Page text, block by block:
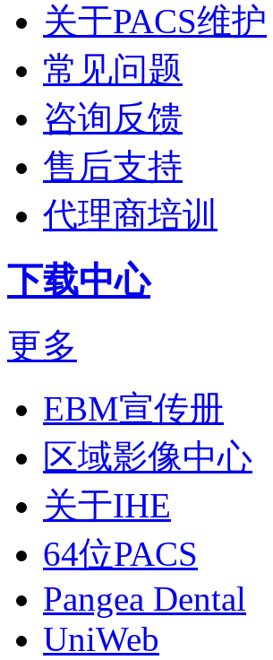
关于PACS维护
常见问题
咨询反馈
售后支持
代理商培训
下载中心
更多
EBM宣传册
区域影像中心
关于IHE
64位PACS
Pangea Dental
UniWeb